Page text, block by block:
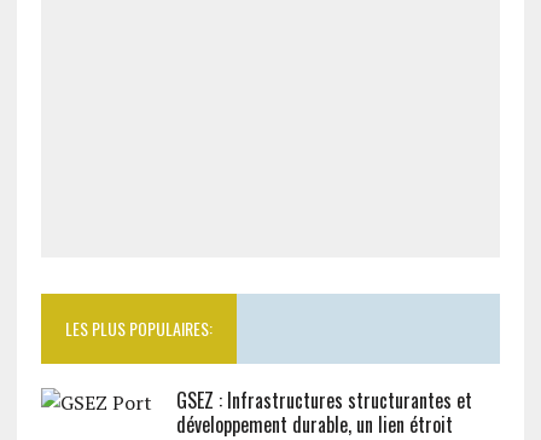
LES PLUS POPULAIRES:
GSEZ : Infrastructures structurantes et
développement durable, un lien étroit